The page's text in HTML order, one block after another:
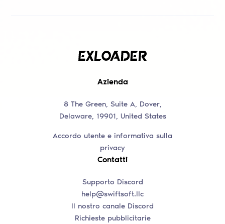
Azienda
8 The Green, Suite A, Dover,
Delaware, 19901, United States
Accordo utente e informativa sulla
privacy
Contatti
Supporto Discord
help@swiftsoft.llc
Il nostro canale Discord
Richieste pubblicitarie